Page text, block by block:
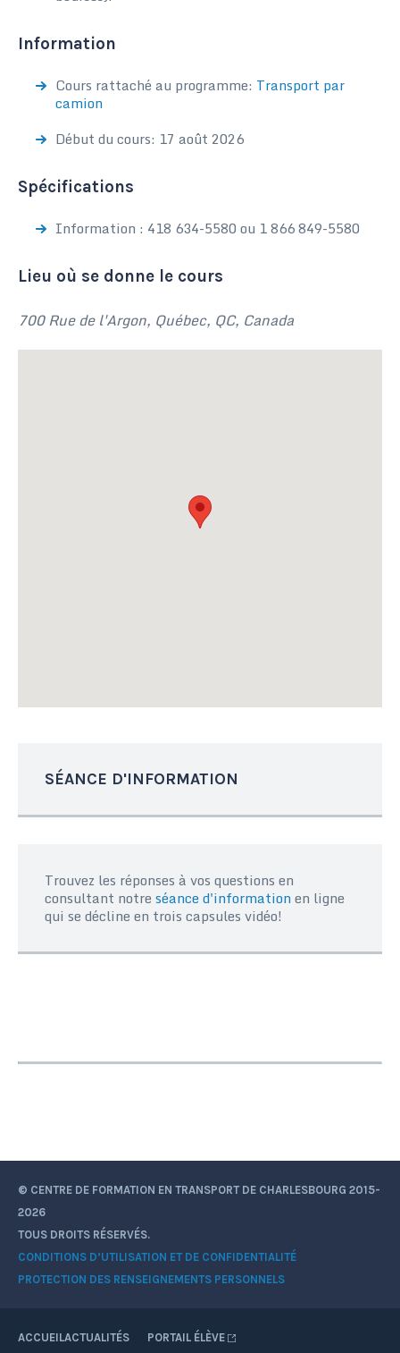
Information
Cours rattaché au programme: Transport par
camion
Début du cours: 17 août 2026
Spécifications
Information : 418 634-5580 ou 1 866 849-5580
Lieu où se donne le cours
700 Rue de l'Argon, Québec, QC, Canada
SÉANCE D'INFORMATION
Trouvez les réponses à vos questions en
consultant notre séance d'information en ligne
qui se décline en trois capsules vidéo!
© CENTRE DE FORMATION EN TRANSPORT DE CHARLESBOURG 2015-
2026
TOUS DROITS RÉSERVÉS.
CONDITIONS D’UTILISATION ET DE CONFIDENTIALITÉ
PROTECTION DES RENSEIGNEMENTS PERSONNELS
ACCUEILACTUALITÉS PORTAIL ÉLÈVE